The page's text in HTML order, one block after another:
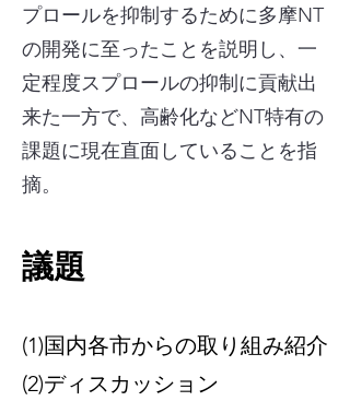
プロールを抑制するために多摩NT
の開発に至ったことを説明し、一
定程度スプロールの抑制に貢献出
来た一方で、高齢化などNT特有の
課題に現在直面していることを指
摘。
​議題
(1)国内各市からの取り組み紹介
(2)ディスカッション